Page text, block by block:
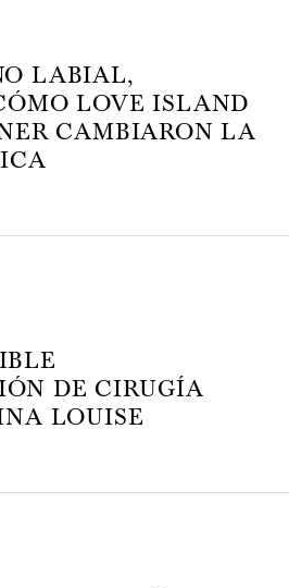
LABIAL,
LOVE ISLAND
CAMBIARON LA
DE CIRUGÍA
LOUISE